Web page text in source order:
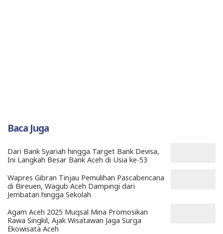
Baca Juga
Dari Bank Syariah hingga Target Bank Devisa,
Ini Langkah Besar Bank Aceh di Usia ke-53
Wapres Gibran Tinjau Pemulihan Pascabencana
di Bireuen, Wagub Aceh Dampingi dari
Jembatan hingga Sekolah
Agam Aceh 2025 Muqsal Mina Promosikan
Rawa Singkil, Ajak Wisatawan Jaga Surga
Ekowisata Aceh